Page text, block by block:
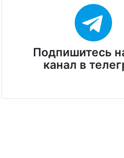
Подпишитесь
канал в